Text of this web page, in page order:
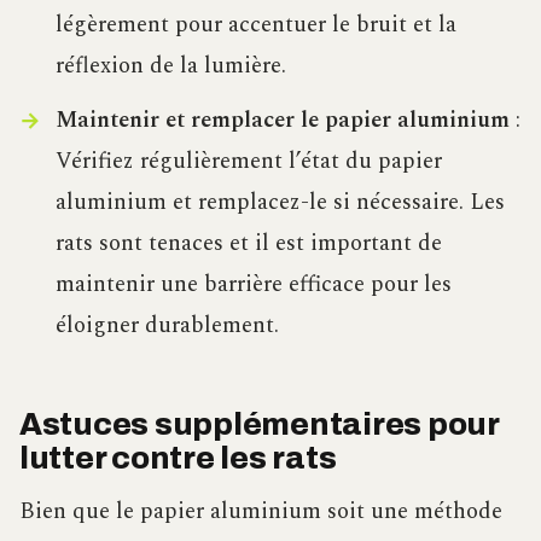
légèrement pour accentuer le bruit et la
réflexion de la lumière.
Maintenir et remplacer le papier aluminium:
Vérifiez régulièrement l’état du papier
aluminium et remplacez-le si nécessaire. Les
rats sont tenaces et il est important de
maintenir une barrière efficace pour les
éloigner durablement.
Astuces supplémentaires pour
lutter contre les rats
Bien que le papier aluminium soit une méthode